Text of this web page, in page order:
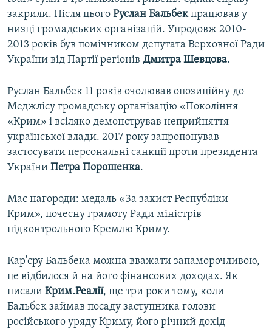
закрили. Після цього Руслан Бальбекпрацював у
низці громадських організацій. Упродовж 2010-
2013 років був помічником депутата Верховної Ради
України від Партії регіонів Дмитра Шевцова.
Руслан Бальбек 11 років очолював опозиційну до
Меджлісу громадську організацію «Покоління
«Крим» і всіляко демонстрував неприйняття
української влади. 2017 року запропонував
застосувати персональні санкції проти президента
України Петра Порошенка.
Має нагороди: медаль «За захист Республіки
Крим», почесну грамоту Ради міністрів
підконтрольного Кремлю Криму.
Кар'єру Бальбека можна вважати запаморочливою,
це відбилося й на його фінансових доходах. Як
писали Крим.Реалії, ще три роки тому, коли
Бальбек займав посаду заступника голови
російського уряду Криму, його річний дохід